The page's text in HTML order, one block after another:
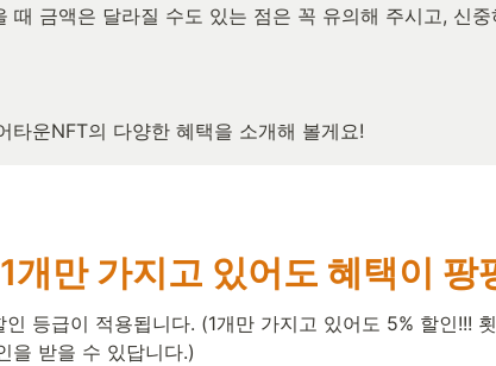
때 금액은 달라질 수도 있는 점은 꼭 유의해 주시고, 신중
타운NFT의 다양한 혜택을 소개해 볼게요!
개만 가지고 있어도 혜택이 팡
등급이 적용됩니다. (1개만 가지고 있어도 5% 할인!!!
을 받을 수 있답니다.)